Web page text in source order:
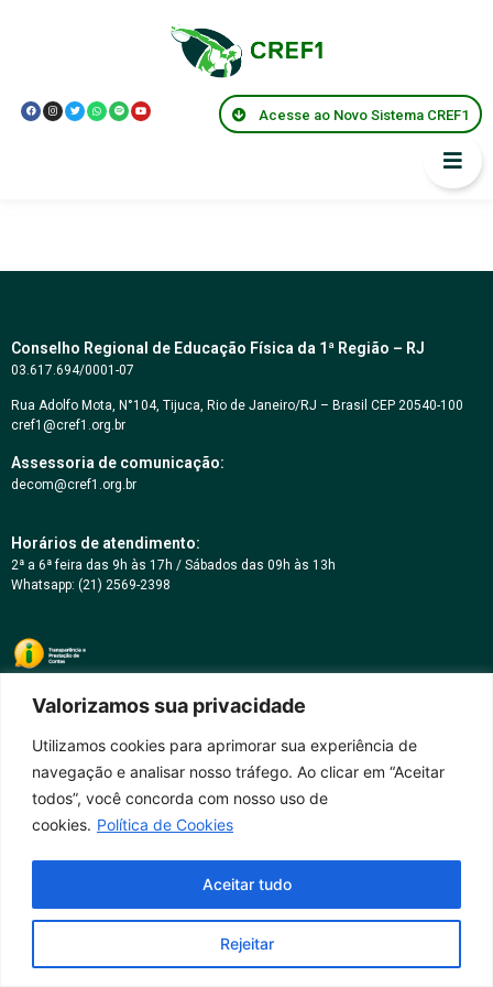
Valorizamos sua privacidade
Utilizamos cookies para aprimorar sua experiência de
navegação e analisar nosso tráfego. Ao clicar em “Aceitar
todos”, você concorda com nosso uso de
cookies. Política de Cookies
Rejeitar
Aceitar tudo
Acesse ao Novo Sistema CREF1
Conselho Regional de Educação Física da 1ª Região – RJ
03.617.694/0001-07
Rua Adolfo Mota, N°104, Tijuca, Rio de Janeiro/RJ – Brasil CEP 20540-100
cref1@cref1.org.br
Assessoria de comunicação:
decom@cref1.org.br
Horários de atendimento:
2ª a 6ª feira das 9h às 17h / Sábados das 09h às 13h
Whatsapp: (21) 2569-2398